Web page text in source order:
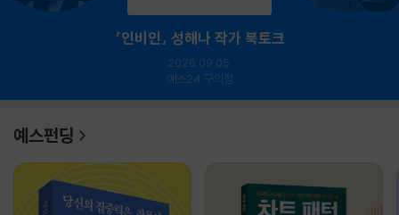
『인비인』 성해나 작가 북토크
2026.09.05.
예스24 구의점
예스펀딩